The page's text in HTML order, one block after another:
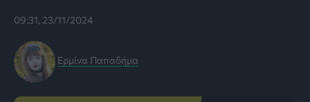
09:31, 23/11/2024
Ερμίνα Παπαδήμα